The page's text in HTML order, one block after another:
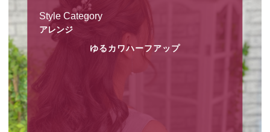
Style Category
アレンジ
ゆるカワハーフアップ